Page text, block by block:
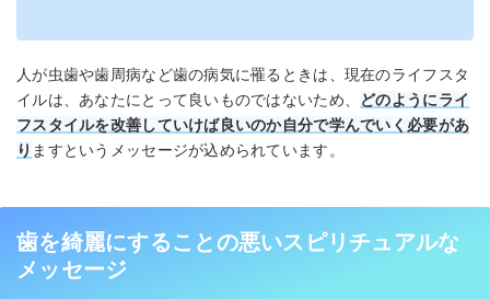
人が虫歯や歯周病など歯の病気に罹るときは、現在のライフスタ
イルは、あなたにとって良いものではないため、
どのようにライ
フスタイルを改善していけば良いのか自分で学んでいく必要があ
り ますというメッセージが込められています。
歯を綺麗にすることの悪いスピリチュアルな
メッセージ